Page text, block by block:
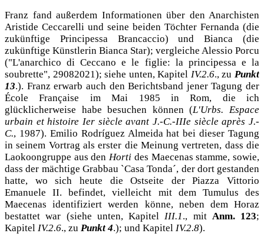
Franz fand außerdem Informationen über den Anarchisten
Aristide Ceccarelli und seine beiden Töchter Fernanda (die
zukünftige Principessa Brancaccio) und Bianca (die
zukünftige Künstlerin Bianca Star); vergleiche Alessio Porcu
("L'anarchico di Ceccano e le figlie: la principessa e la
soubrette", 29082021); siehe unten, Kapitel IV.2.6., zuPunkt
13.). Franz erwarb auch den Berichtsband jener Tagung der
École Française im Mai 1985 in Rom, die ich
glücklicherweise habe besuchen können (L'Urbs. Espace
urbain et histoire Ier siècle avant J.-C.-IIIe siècle après J.-
C., 1987). Emilio Rodríguez Almeida hat bei dieser Tagung
in seinem Vortrag als erster die Meinung vertreten, dass die
Laokoongruppe aus denHorti des Maecenas stamme, sowie,
dass der mächtige Grabbau `Casa Tonda´, der dort gestanden
hatte, wo sich heute die Ostseite der Piazza Vittorio
Emanuele II. befindet, vielleicht mit dem Tumulus des
Maecenas identifiziert werden könne, neben dem Horaz
bestattet war (siehe unten, KapitelIII.1., mit Anm. 123;
Kapitel IV.2.6., zu Punkt 4.); und Kapitel IV.2.8).